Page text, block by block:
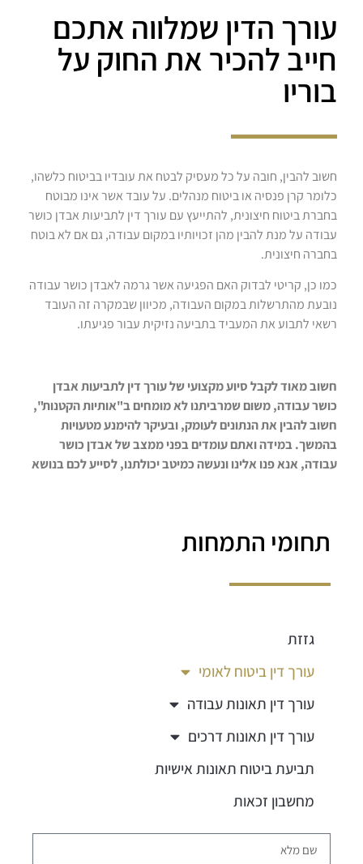
תחומי התמחות
גזזת
עורך דין ביטוח לאומי
עורך דין תאונות עבודה
עורך דין תאונות דרכים
תביעת ביטוח תאונות אישיות
מחשבון זכאות
עורך הדין שמלווה אתכם
חייב להכיר את החוק על
בוריו
חשוב להבין, חובה על כל מעסיק לבטח את עובדיו בביטוח כלשהו,
כלומר קרן פנסיה או ביטוח מנהלים. על עובד אשר אינו מבוטח
בחברת ביטוח חיצונית, להתייעץ עם עורך דין לתביעות אבדן כושר
עבודה על מנת להבין מהן זכויותיו במקום עבודה, גם אם לא בוטח
בחברה חיצונית.
כמו כן, קריטי לבדוק האם הפגיעה אשר גרמה לאבדן כושר עבודה
נובעת מהתרשלות במקום העבודה, מכיוון שבמקרה זה העובד
רשאי לתבוע את המעביד בתביעה נזיקית עבור פגיעתו.
חשוב מאוד לקבל סיוע מקצועי של עורך דין לתביעות אבדן
כושר עבודה, משום שמרביתנו לא מומחים ב"אותיות הקטנות",
חשוב להבין את הנתונים לעומק, ובעיקר להימנע מטעויות
בהמשך. במידה ואתם עומדים בפני ממצב של אבדן כושר
עבודה, אנא פנו אלינו ונעשה כמיטב יכולתנו, לסייע לכם בנושא